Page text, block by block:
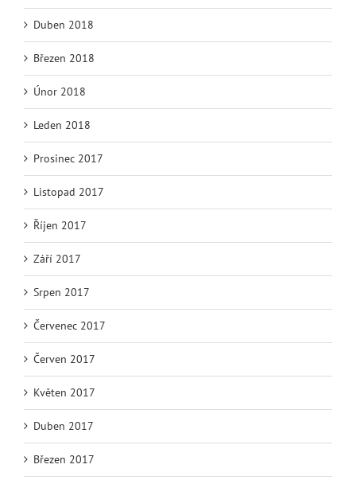
Duben 2018
Březen 2018
Únor 2018
Leden 2018
Prosinec 2017
Listopad 2017
Říjen 2017
Září 2017
Srpen 2017
Červenec 2017
Červen 2017
Květen 2017
Duben 2017
Březen 2017